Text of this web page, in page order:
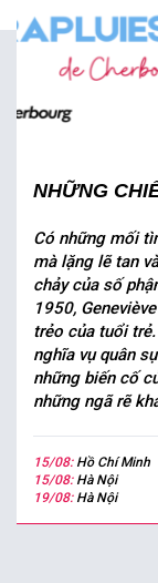
NHỮNG
Có những mối
mà lặng lẽ tan
chảy của số
1950,
trẻo của tuổi
nghĩa vụ quân
những biến cố
những ngã rẽ
15/08: Hồ Chí Minh
15/08: Hà Nội
19/08: Hà Nội